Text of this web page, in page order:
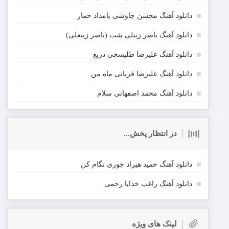
دانلود آهنگ محسن چاوشی بامداد خمار
دانلود آهنگ ناصر زینلی شب (ناصر زینعلی)
دانلود آهنگ علیرضا طلیسچی دریغ
دانلود آهنگ علیرضا قربانی ماه من
دانلود آهنگ محمد اصفهانی سلام
در انتظار پخش...
دانلود آهنگ حمید هیراد جوری نگام کن
دانلود آهنگ راغب خدایا رحمی
لینک های ویژه